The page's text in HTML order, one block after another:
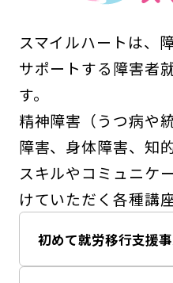
スマイルハートは、
サポートする障害者
す。
精神障害（うつ病や
障害、身体障害、知
スキルやコミュニケ
けていただく各種講
初めて就労移行支援